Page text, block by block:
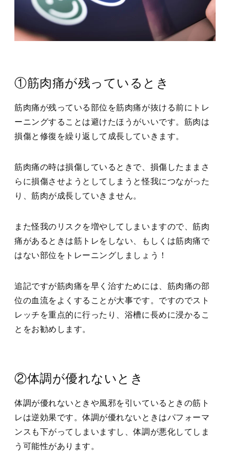
①筋肉痛が残っているとき
筋肉痛が残っている部位を筋肉痛が抜ける前にトレ
ーニングすることは避けたほうがいいです。筋肉は
損傷と修復を繰り返して成長していきます。
筋肉痛の時は損傷しているときで、損傷したままさ
らに損傷させようとしてしまうと怪我につながった
り、筋肉が成長していきません。
また怪我のリスクを増やしてしまいますので、筋肉
痛があるときは筋トレをしない、もしくは筋肉痛で
はない部位をトレーニングしましょう！
追記ですが筋肉痛を早く治すためには、筋肉痛の部
位の血流をよくすることが大事です。ですのでスト
レッチを重点的に行ったり、浴槽に長めに浸かるこ
とをお勧めします。
②体調が優れないとき
体調が優れないときや風邪を引いているときの筋ト
レは逆効果です。体調が優れないときはパフォーマ
ンスも下がってしまいますし、体調が悪化してしま
う可能性があります。